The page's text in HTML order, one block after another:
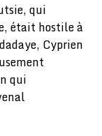
qui
était hostile à
Cyprien
qui